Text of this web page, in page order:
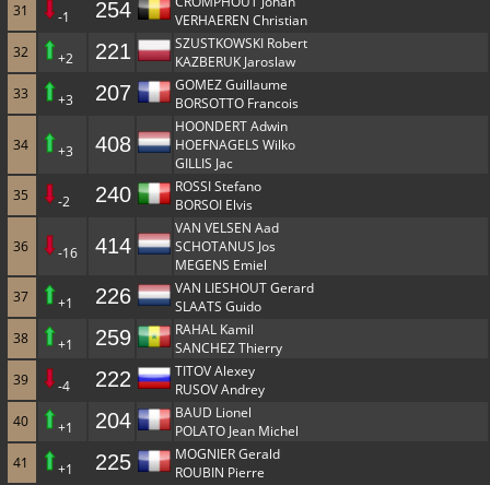
31
-1 254
VERHAEREN Christian
32
+2 221
SZUSTKOWSKI Robert
KAZBERUK Jaroslaw
33
+3 207
GOMEZ Guillaume
BORSOTTO Francois
34 +3 408
HOONDERT Adwin
HOEFNAGELS Wilko
GILLIS Jac
35
-2 240
ROSSI Stefano
BORSOI Elvis
36 -16 414
VAN VELSEN Aad
SCHOTANUS Jos
MEGENS Emiel
37
+1 226
VAN LIESHOUT Gerard
SLAATS Guido
38
+1 259
RAHAL Kamil
SANCHEZ Thierry
39
-4 222
TITOV Alexey
RUSOV Andrey
40
+1 204
BAUD Lionel
POLATO Jean Michel
41
+1 225
MOGNIER Gerald
ROUBIN Pierre